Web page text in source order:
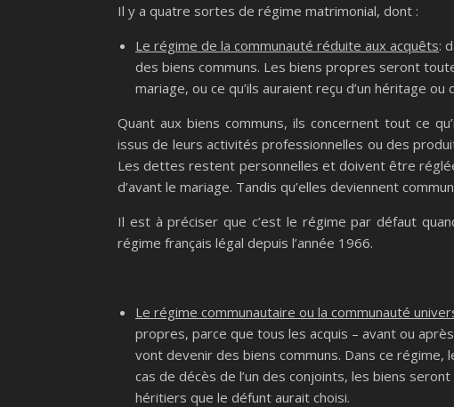
Il y a quatre sortes de régime matrimonial, dont :
Le régime de la communauté réduite aux acquêts:
des biens communs. Les biens propres seront
mariage, ou ce qu’ils auraient reçu d’un héritage ou
Quant aux biens communs, ils concernent tout ce
issus de leurs activités professionnelles ou des
Les dettes restent personnelles et doivent être
d’avant le mariage. Tandis qu’elles deviennent
Il est à préciser que c’est le régime par défaut
régime français légal depuis l’année 1966.
Le régime communautaire ou la communauté
propres, parce que tous les acquis – avant ou
vont devenir des biens communs. Dans ce régime,
cas de décès de l’un des conjoints, les biens
héritiers que le défunt aurait choisi.